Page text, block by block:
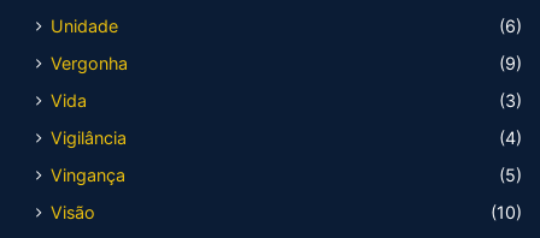
Unidade
(6)
Vergonha
(9)
Vida
(3)
Vigilância
(4)
Vingança
(5)
Visão
(10)